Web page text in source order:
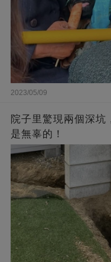
2023/05/09
院子里驚現兩個深
是無辜的！